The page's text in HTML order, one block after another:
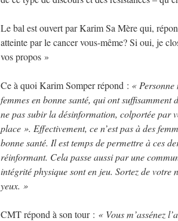
Le bal est ouvert par Karim Sa Mère qui,
atteinte par le cancer vous-même? Si oui, je
vos propos »
Ce à quoi Karim Somper répond : « Personne
femmes en bonne santé, qui ont
ne pas subir la désinformation, colportée par
place ». Effectivement, ce n’est pas à des
bonne santé. Il est temps de permettre à ces
réinformant. Cela passe aussi par une
intégrité physique sont en jeu. Sortez de
yeux. »
CMT répond à son tour : « Vous m’assénez